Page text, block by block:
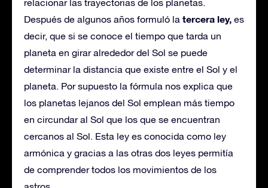
relacionar las trayectorias de los planetas.
Después de algunos años formuló la tercera ley, es
decir, que si se conoce el tiempo que tarda un
planeta en girar alrededor del Sol se puede
determinar la distancia que existe entre el Sol y el
planeta. Por supuesto la fórmula nos explica que
los planetas lejanos del Sol emplean más tiempo
en circundar al Sol que los que se encuentran
cercanos al Sol. Esta ley es conocida como ley
armónica y gracias a las otras dos leyes permitía
de comprender todos los movimientos de los